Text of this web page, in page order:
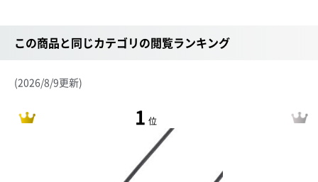
この商品と同じカテゴリの閲覧ランキング
(2026/8/9更新)
1 位